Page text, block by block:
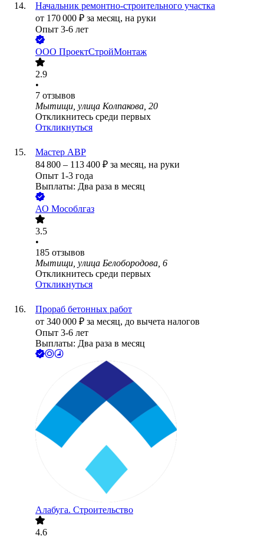
Начальник ремонтно-строительного участка
от 170 000 ₽ за месяц, на руки
Опыт 3-6 лет
ООО ПроектСтройМонтаж
2.9
•
7 отзывов
Мытищи, улица Колпакова, 20
Откликнитесь среди первых
Откликнуться
Мастер АВР
84 800 – 113 400 ₽ за месяц, на руки
Опыт 1-3 года
Выплаты: Два раза в месяц
АО Мособлгаз
3.5
•
185 отзывов
Мытищи, улица Белобородова, 6
Откликнитесь среди первых
Откликнуться
Прораб бетонных работ
от 340 000 ₽ за месяц, до вычета налогов
Опыт 3-6 лет
Выплаты: Два раза в месяц
Алабуга. Строительство
4.6